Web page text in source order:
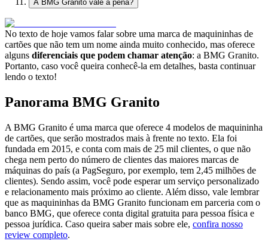
A BMG Granito vale a pena?
No texto de hoje vamos falar sobre uma marca de maquininhas de
cartões que não tem um nome ainda muito conhecido, mas oferece
alguns diferenciais que podem chamar atenção: a BMG Granito.
Portanto, caso você queira conhecê-la em detalhes, basta continuar
lendo o texto!
Panorama BMG Granito
A BMG Granito é uma marca que oferece 4 modelos de maquininha
de cartões, que serão mostrados mais à frente no texto. Ela foi
fundada em 2015, e conta com mais de 25 mil clientes, o que não
chega nem perto do número de clientes das maiores marcas de
máquinas do país (a PagSeguro, por exemplo, tem 2,45 milhões de
clientes). Sendo assim, você pode esperar um serviço personalizado
e relacionamento mais próximo ao cliente. Além disso, vale lembrar
que as maquininhas da BMG Granito funcionam em parceria com o
banco BMG, que oferece conta digital gratuita para pessoa física e
pessoa jurídica. Caso queira saber mais sobre ele, confira nosso
review completo.